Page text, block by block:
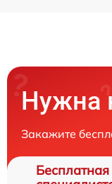
Нужна
Закажите